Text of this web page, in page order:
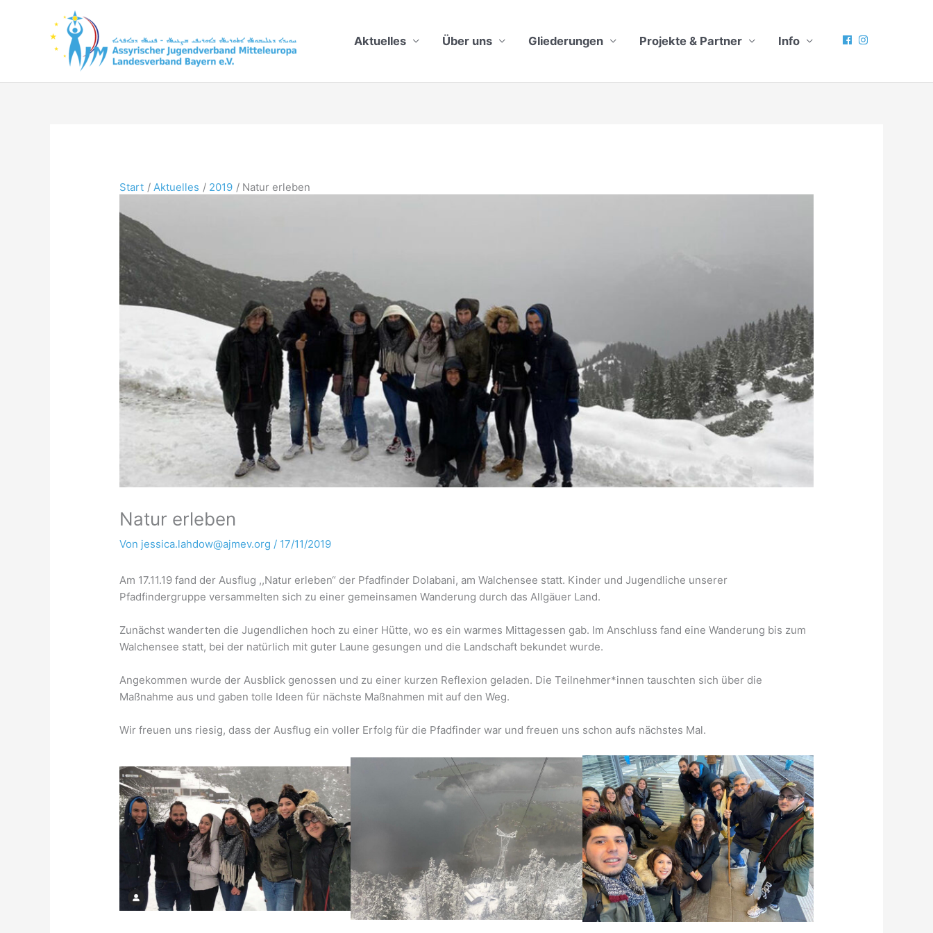
Aktuelles Über uns Gliederungen Projekte & Partner Info
Start Aktuelles 2019 Natur erleben
Natur erleben
Von jessica.lahdow@ajmev.org / 17/11/2019
Am 17.11.19 fand der Ausflug ,,Natur erleben“ der Pfadfinder Dolabani, am Walchensee statt. Kinder und Jugendliche unserer
Pfadfindergruppe versammelten sich zu einer gemeinsamen Wanderung durch das Allgäuer Land.
Zunächst wanderten die Jugendlichen hoch zu einer Hütte, wo es ein warmes Mittagessen gab. Im Anschluss fand eine Wanderung bis zum
Walchensee statt, bei der natürlich mit guter Laune gesungen und die Landschaft bekundet wurde.
Angekommen wurde der Ausblick genossen und zu einer kurzen Reflexion geladen. Die Teilnehmer*innen tauschten sich über die
Maßnahme aus und gaben tolle Ideen für nächste Maßnahmen mit auf den Weg.
Wir freuen uns riesig, dass der Ausflug ein voller Erfolg für die Pfadfinder war und freuen uns schon aufs nächstes Mal.